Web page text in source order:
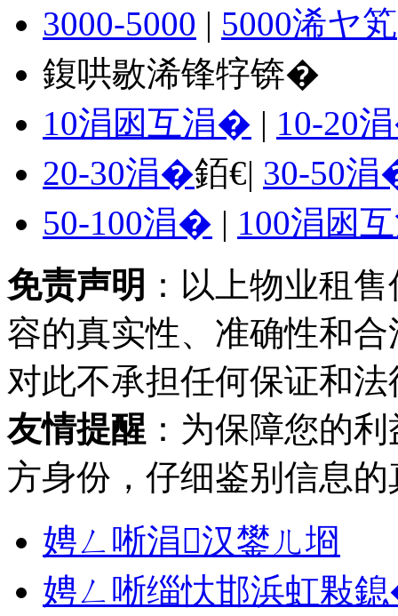
3000-5000 | 5000浠ヤ笂
鍑哄敭浠锋牸锛�
10涓囦互涓� | 10-20
20-30涓�銆€| 30-50
50-100涓� | 100涓囦
免责声明 ：以上物业租
容的真实性、准确性和
对此不承担任何保证和
友情提醒 ：为保障您的
方身份，仔细鉴别信息
娉ㄥ唽涓汉鐢ㄦ埛
娉ㄥ唽缁忕邯浜虹敤